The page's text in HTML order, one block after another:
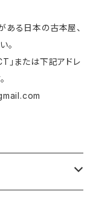
ある日本の古本屋、
。
」または下記アドレ